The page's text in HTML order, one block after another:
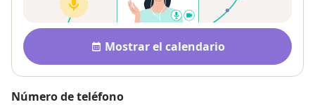
Disponibilidad
Mostrar el calendario
Número de teléfono